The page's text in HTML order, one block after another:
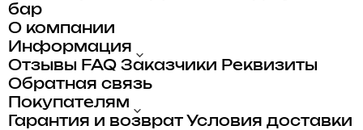
бар
О компании
Информация
Отзывы FAQ Заказчики Реквизиты
Обратная связь
Покупателям
Гарантия и возврат Условия доставки